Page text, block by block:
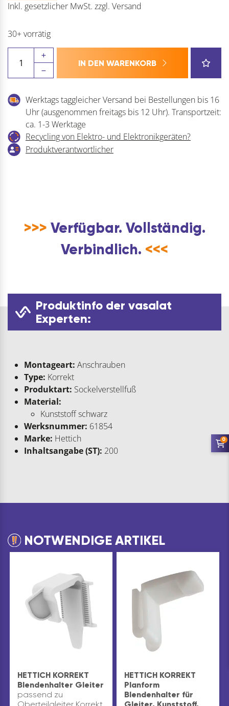
Inkl. gesetzlicher MwSt. zzgl. Versand
30+ vorrätig
KORREKT
Oberteilgleiter
Einpressen
Kunststoff
schwarz
(Sockelfuss)
Menge
IN DEN WARENKORB
Werktags taggleicher Versand bei Bestellungen bis 16
Uhr (ausgenommen freitags bis 12 Uhr). Transportzeit:
ca. 1-3 Werktage
Recycling von Elektro- und Elektronikgeräten?
Produktverantwortlicher
>>> Verfügbar. Vollständig.
Verbindlich. <<<
Produktinfo der vasalat
Experten:
Montageart: Anschrauben
Type: Korrekt
Produktart: Sockelverstellfuß
Material:
Kunststoff schwarz
Werksnummer: 61854
Marke: Hettich
Inhaltsangabe (ST): 200
NOTWENDIGE ARTIKEL
HETTICH KORREKT
Blendenhalter Gleiter
passend zu
HETTICH KORREKT
Planform
Blendenhalter für
0